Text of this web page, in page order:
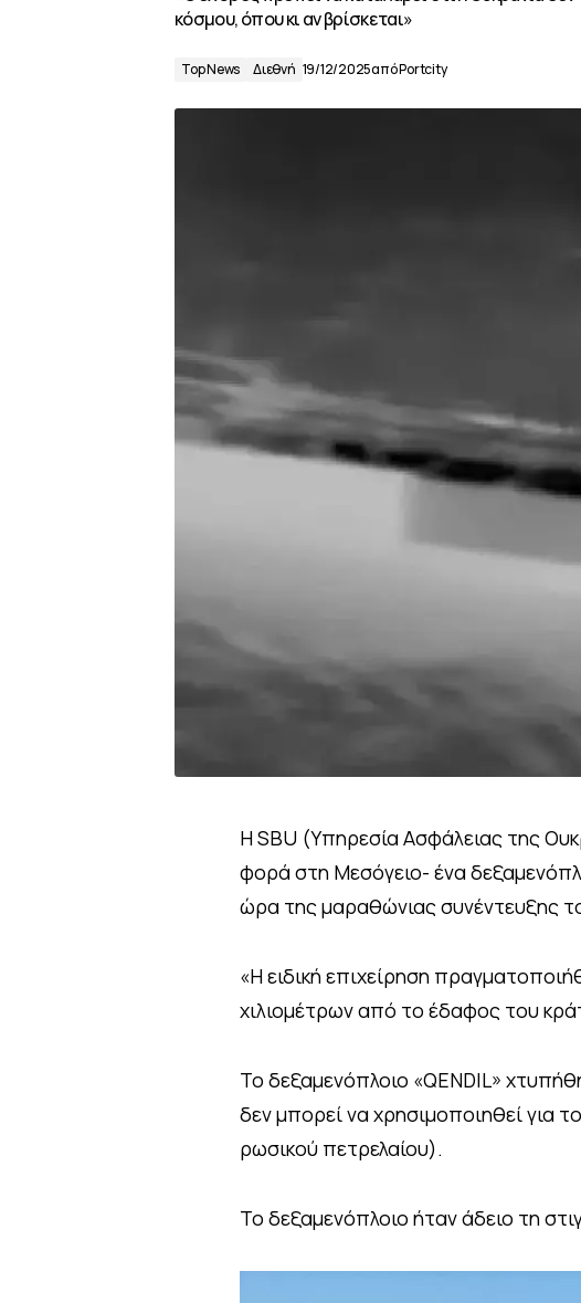
κόσμου, όπου κι αν βρίσκεται»
Top News Διεθνή 19/12/2025απόPortcity
Η SBU (Υπηρεσία Ασφάλειας της
φορά στη Μεσόγειο- ένα
ώρα της μαραθώνιας συνέντευξης
«Η ειδική επιχείρηση
χιλιομέτρων από το έδαφος του
Το δεξαμενόπλοιο «QENDIL»
δεν μπορεί να χρησιμοποιηθεί
ρωσικού πετρελαίου).
Το δεξαμενόπλοιο ήταν άδειο τη